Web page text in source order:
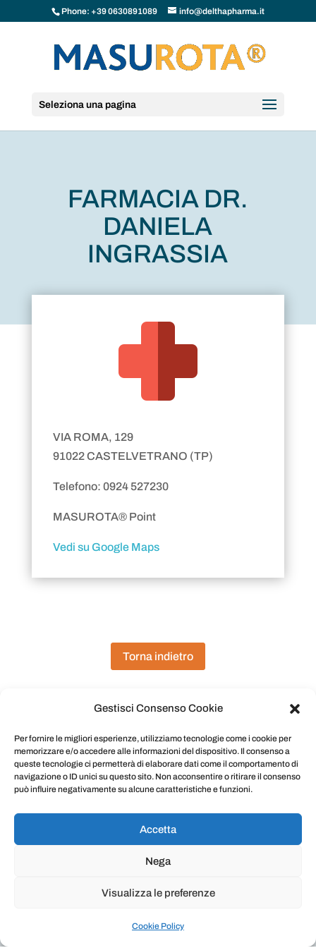
Gestisci Consenso Cookie
Per fornire le migliori esperienze, utilizziamo tecnologie come i cookie per
memorizzare e/o accedere alle informazioni del dispositivo. Il consenso a
queste tecnologie ci permetterà di elaborare dati come il comportamento di
navigazione o ID unici su questo sito. Non acconsentire o ritirare il consenso
può influire negativamente su alcune caratteristiche e funzioni.
Accetta
Nega
Visualizza le preferenze
Cookie Policy
Phone: +39 0630891089 info@delthapharma.it
Seleziona una pagina
FARMACIA DR.
DANIELA
INGRASSIA
VIA ROMA, 129
91022 CASTELVETRANO (TP)
Telefono: 0924 527230
MASUROTA® Point
Vedi su Google Maps
Torna indietro
Masu rota® è un marchio della Deltha Pharma srl |
P.IVA 10612681006 | Via Ronciglione, 8 00191
Roma | Telefono: +39 0630891089 | Fax: +39
0645227290
info@delthapharma.it